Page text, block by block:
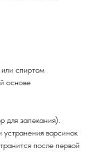
спиртом
основе
для запекания).
ворсинок
после первой